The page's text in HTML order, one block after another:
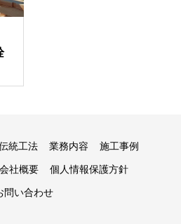
統工法 業務内容 施工事例
会社概要 個人情報保護方針
問い合わせ